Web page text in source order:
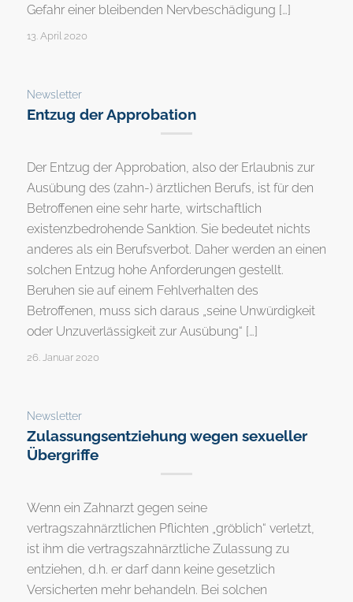
Gefahr einer bleibenden Nervbeschädigung […]
13. April 2020
Newsletter
Entzug der Approbation
Der Entzug der Approbation, also der Erlaubnis zur
Ausübung des (zahn-) ärztlichen Berufs, ist für den
Betroffenen eine sehr harte, wirtschaftlich
existenzbedrohende Sanktion. Sie bedeutet nichts
anderes als ein Berufsverbot. Daher werden an einen
solchen Entzug hohe Anforderungen gestellt.
Beruhen sie auf einem Fehlverhalten des
Betroffenen, muss sich daraus „seine Unwürdigkeit
oder Unzuverlässigkeit zur Ausübung“ […]
26. Januar 2020
Newsletter
Zulassungsentziehung wegen sexueller
Übergriffe
Wenn ein Zahnarzt gegen seine
vertragszahnärztlichen Pflichten „gröblich“ verletzt,
ist ihm die vertragszahnärztliche Zulassung zu
entziehen, d.h. er darf dann keine gesetzlich
Versicherten mehr behandeln. Bei solchen